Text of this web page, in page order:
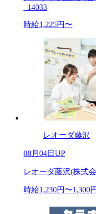
_14033
時給1,225円〜
レオーダ藤沢
08月04日UP
レオーダ藤沢(株式
時給1,230円〜1,300円